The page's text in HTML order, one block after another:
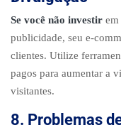
Se você não investir
publicidade, seu e-
clientes. Utilize
pagos para aumentar a
visitantes.
8. Problemas